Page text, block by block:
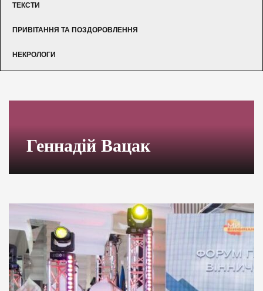
ТЕКСТИ
ПРИВІТАННЯ ТА ПОЗДОРОВЛЕННЯ
НЕКРОЛОГИ
Геннадій Вацак